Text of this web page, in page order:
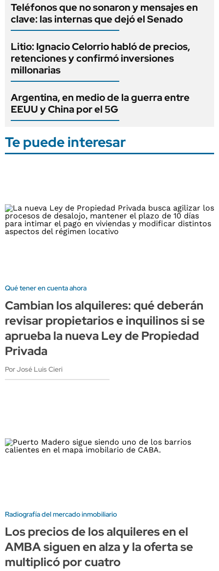
Teléfonos que no sonaron y mensajes en
clave: las internas que dejó el Senado
Litio: Ignacio Celorrio habló de precios,
retenciones y confirmó inversiones
millonarias
Argentina, en medio de la guerra entre
EEUU y China por el 5G
Te puede interesar
Qué tener en cuenta ahora
Cambian los alquileres: qué deberán
revisar propietarios e inquilinos si se
aprueba la nueva Ley de Propiedad
Privada
Por José Luis Cieri
Radiografía del mercado inmobiliario
Los precios de los alquileres en el
AMBA siguen en alza y la oferta se
multiplicó por cuatro